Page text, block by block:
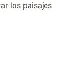
los paisajes